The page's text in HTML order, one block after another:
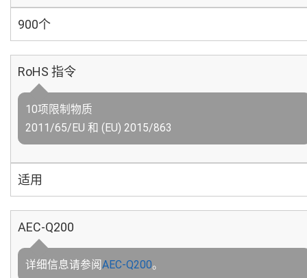
900个
RoHS 指令
10项限制物质
2011/65/EU 和 (EU) 2015/863
适用
AEC-Q200
详细信息请参阅AEC-Q200。